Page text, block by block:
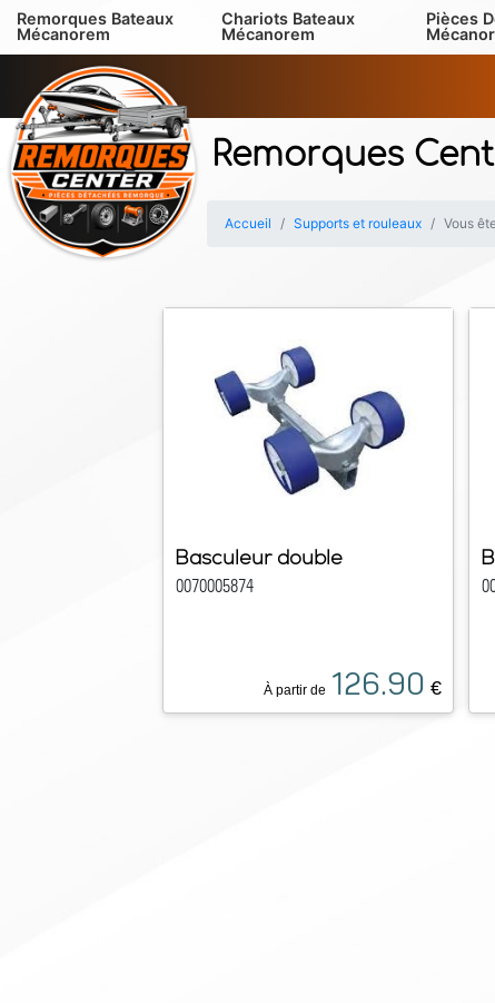
Remorques
Remorques Bateaux
Mécanorem
Chariots Bateaux
Mécanorem
Pièces
Accueil Supports et rouleaux Vous
Basculeur double
0070005874
À partir de 126.90 €